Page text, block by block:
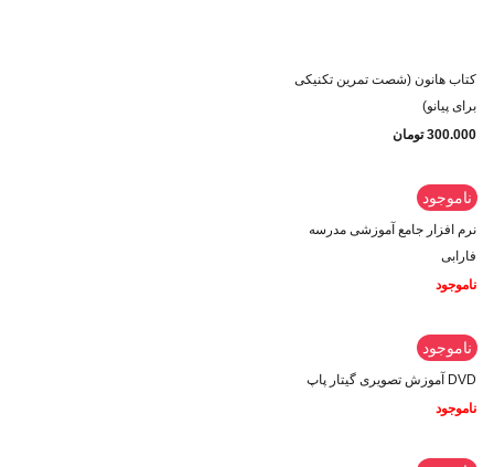
کتاب هانون (شصت تمرین تکنیکی
برای پیانو)
300.000 تومان
ناموجود
نرم افزار جامع آموزشی مدرسه
فارابی
ناموجود
ناموجود
DVD آموزش تصویری گیتار پاپ
ناموجود